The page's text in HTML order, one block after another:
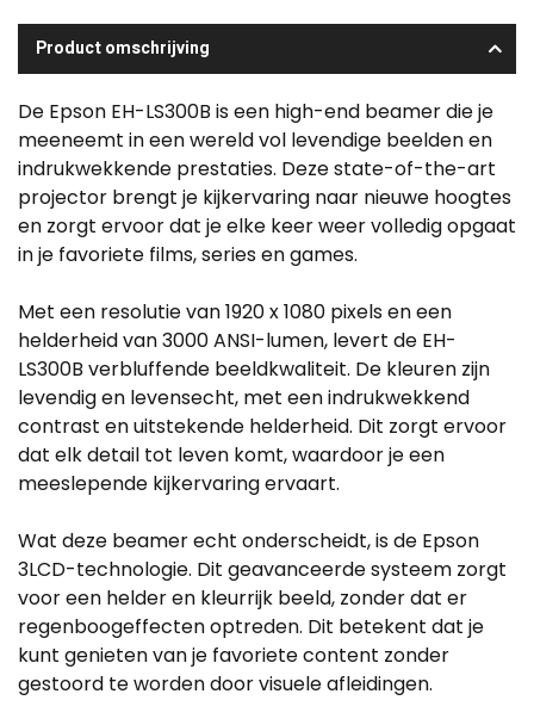
Product omschrijving
De Epson EH-LS300B is een high-end beamer die je
meeneemt in een wereld vol levendige beelden en
indrukwekkende prestaties. Deze state-of-the-art
projector brengt je kijkervaring naar nieuwe hoogtes
en zorgt ervoor dat je elke keer weer volledig opgaat
in je favoriete films, series en games.
Met een resolutie van 1920 x 1080 pixels en een
helderheid van 3000 ANSI-lumen, levert de EH-
LS300B verbluffende beeldkwaliteit. De kleuren zijn
levendig en levensecht, met een indrukwekkend
contrast en uitstekende helderheid. Dit zorgt ervoor
dat elk detail tot leven komt, waardoor je een
meeslepende kijkervaring ervaart.
Wat deze beamer echt onderscheidt, is de Epson
3LCD-technologie. Dit geavanceerde systeem zorgt
voor een helder en kleurrijk beeld, zonder dat er
regenboogeffecten optreden. Dit betekent dat je
kunt genieten van je favoriete content zonder
gestoord te worden door visuele afleidingen.